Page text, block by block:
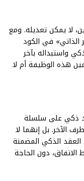
لا يمكن تعديله. ومع
الذاتي» في الكود
واستبداله بآخر
هذه الوظيفة أم لا
ذكي على سلسلة
الآخر. بل إنهما لا
الذكي المضمنة
دون الحاجة